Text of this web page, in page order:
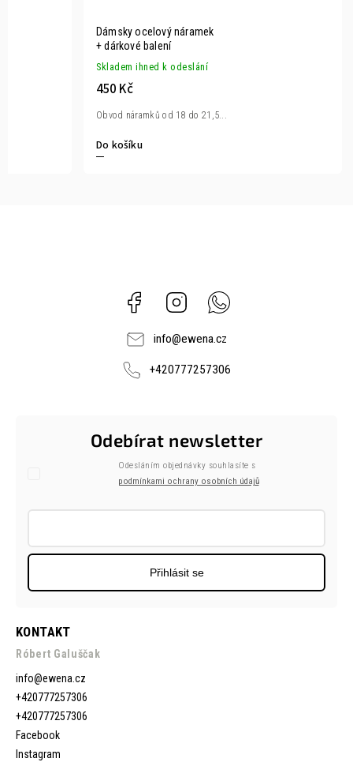
Dámsky ocelový náramek
+ dárkové balení
Skladem ihned k odeslání
450 Kč
Do košíku
Obvod náramků od 18 do 21,5...
Facebook Instagram
info@ewena.cz
+420777257306
KONTAKT
Róbert Galuščak
info@ewena.cz
+420777257306
+420777257306
Facebook
Instagram
Odebírat newsletter
Odesláním objednávky souhlasíte s
podmínkami ochrany osobních údajů
Přihlásit se